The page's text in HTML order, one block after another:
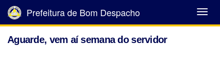
Abrir
Menu
Prefeitura de Bom Despacho
Aguarde, vem aí semana do servidor